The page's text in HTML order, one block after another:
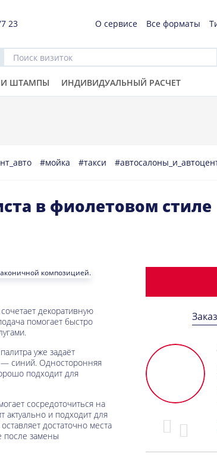
23 О сервисе Все форматы
И ШТАМПЫ ИНДИВИДУАЛЬНЫЙ РАСЧЕТ
#мойка #такси
в фиолетовом стиле
сочетает декоративную
помогает быстро
уже задаёт
— синий. Односторонняя
подходит для
сосредоточиться на
и подходит для
достаточно места
после замены